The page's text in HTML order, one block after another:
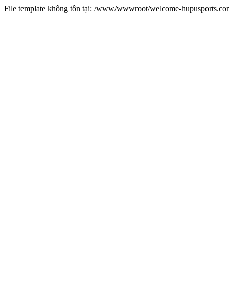
File template không tồn tại: /www/wwwroot/welcome-